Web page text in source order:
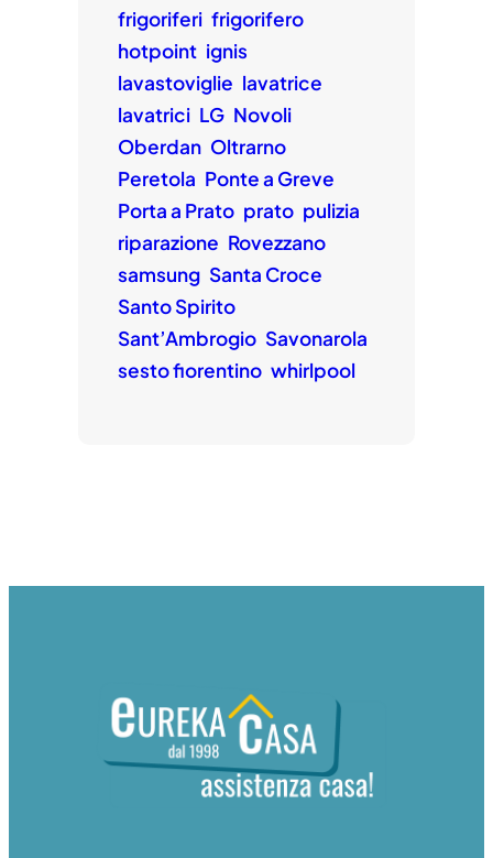
frigoriferi frigorifero
hotpoint ignis
lavastoviglie lavatrice
lavatrici LG Novoli
Oberdan Oltrarno
Peretola Ponte a Greve
Porta a Prato prato pulizia
riparazione Rovezzano
samsung Santa Croce
Santo Spirito
Sant’Ambrogio Savonarola
sesto fiorentino whirlpool